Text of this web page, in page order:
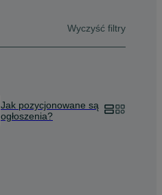
Wyczyść filtry
Jak pozycjonowane są
ogłoszenia?